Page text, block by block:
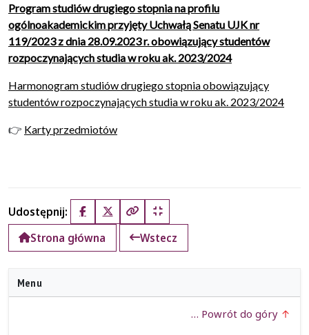
Program studiów drugiego stopnia na profilu
ogólnoakademickim przyjęty Uchwałą Senatu UJK nr
119/2023 z dnia 28.09.2023 r. obowiązujący studentów
rozpoczynających studia w roku ak. 2023/2024
Harmonogram studiów drugiego stopnia obowiązujący
studentów rozpoczynających studia w roku ak. 2023/2024
👉 Karty przedmiotów
Udostępnij: FacebookX (Twitter)
Kopiuj pełny link
Kopiuj krótki link
Strona główna
Wstecz
Menu
… Powrót do góry